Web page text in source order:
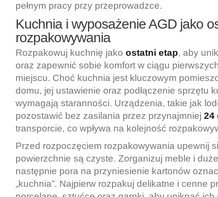
pełnym pracy przy przeprowadzce.
Kuchnia i wyposażenie AGD jako
rozpakowywania
Rozpakowuj kuchnię jako ostatni etap, aby
oraz zapewnić sobie komfort w ciągu
miejscu. Choć kuchnia jest kluczowym
domu, jej ustawienie oraz podłączenie sprzętu
wymagają staranności. Urządzenia, takie jak
pozostawić bez zasilania przez przynajmniej 24
transporcie, co wpływa na kolejność
Przed rozpoczęciem rozpakowywania upewnij
powierzchnie są czyste. Zorganizuj meble i
następnie pora na przyniesienie kartonów
„kuchnia”. Najpierw rozpakuj delikatne i cenne